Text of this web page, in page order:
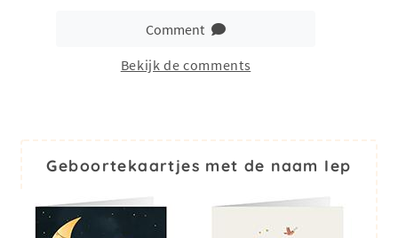
Comment
Bekijk de comments
Geboortekaartjes met de naam Iep